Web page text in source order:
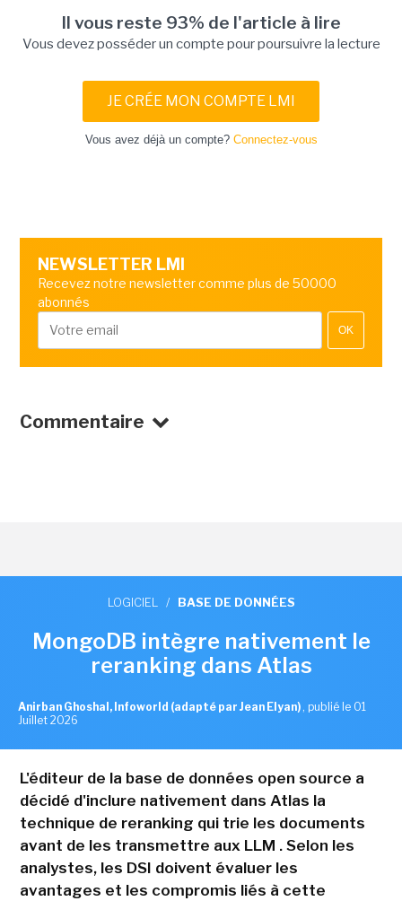
Il vous reste 93% de l'article à lire
Vous devez posséder un compte pour poursuivre la lecture
JE CRÉE MON COMPTE LMI
Vous avez déjà un compte? Connectez-vous
NEWSLETTER LMI
Recevez notre newsletter comme plus de 50000
abonnés
OK
Commentaire
LOGICIEL / BASE DE DONNÉES
MongoDB intègre nativement le
reranking dans Atlas
Anirban Ghoshal, Infoworld (adapté par Jean Elyan) , publié le 01
Juillet 2026
L'éditeur de la base de données open source a
décidé d'inclure nativement dans Atlas la
technique de reranking qui trie les documents
avant de les transmettre aux LLM . Selon les
analystes, les DSI doivent évaluer les
avantages et les compromis liés à cette